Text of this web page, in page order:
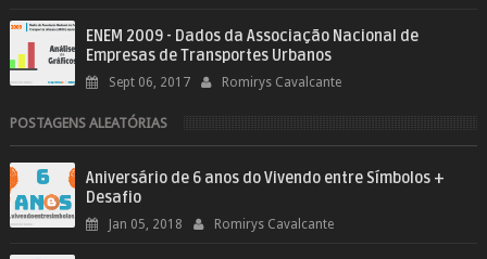
ENEM 2009 - Dados da Associação Nacional de
Empresas de Transportes Urbanos
Sept 06, 2017 Romirys Cavalcante
POSTAGENS ALEATÓRIAS
Aniversário de 6 anos do Vivendo entre Símbolos +
Desafio
Jan 05, 2018 Romirys Cavalcante